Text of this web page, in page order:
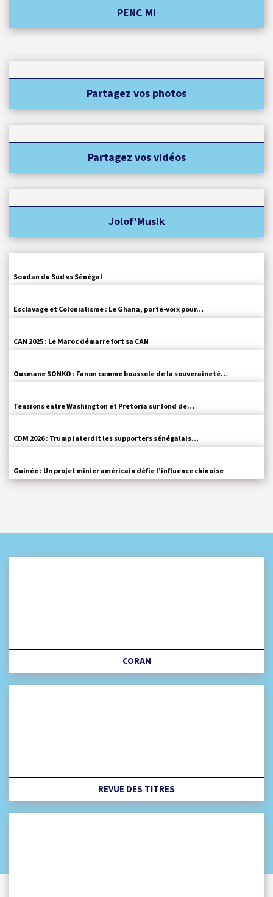
Soudan du Sud vs Sénégal
Esclavage et Colonialisme : Le Ghana, porte-voix pour…
CAN 2025 : Le Maroc démarre fort sa CAN
Ousmane SONKO : Fanon comme boussole de la souveraineté…
Tensions entre Washington et Pretoria sur fond de…
CDM 2026 : Trump interdit les supporters sénégalais…
Guinée : Un projet minier américain défie l’influence chinoise
PENC MI
Partagez vos photos
Partagez vos vidéos
Jolof’Musik
CORAN
REVUE DES TITRES